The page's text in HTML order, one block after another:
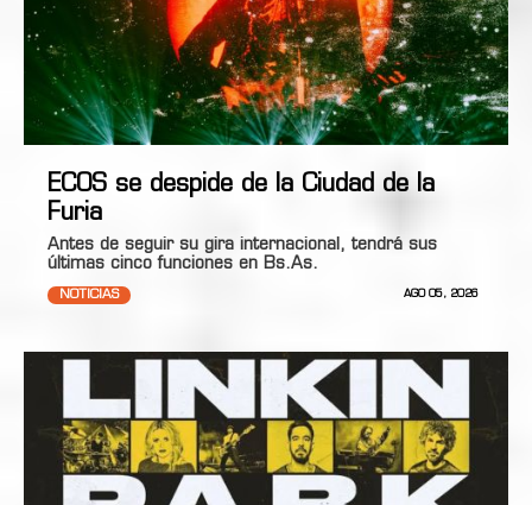
ECOS se despide de la Ciudad de la
Furia
Antes de seguir su gira internacional, tendrá sus
últimas cinco funciones en Bs.As.
NOTICIAS AGO 05, 2026